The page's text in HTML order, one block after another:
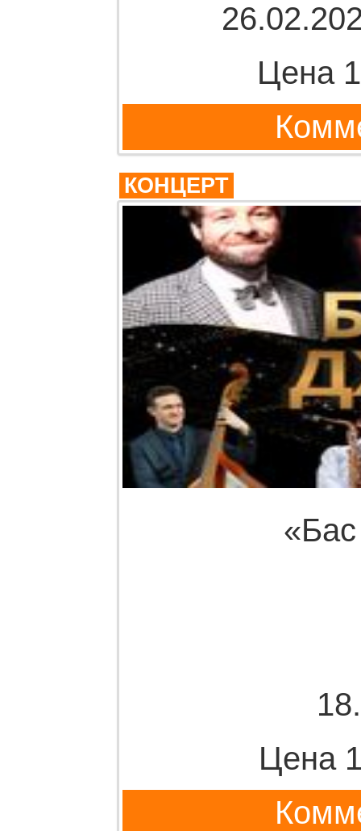
Цена
КОНЦЕРТ
Цена